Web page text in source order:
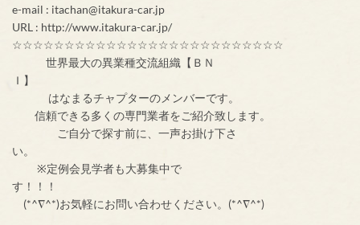
e-mail : itachan@itakura-car.jp
URL : http://www.itakura-car.jp/
☆☆☆☆☆☆☆☆☆☆☆☆☆☆☆☆☆☆☆☆☆☆☆☆☆☆
世界最大の異業種交流組織【ＢＮ
Ｉ】
はなまるチャプターのメンバーです。
信頼できる多くの専門業者をご紹介致します。
ご自分で探す前に、一声お掛け下さ
い。
※定例会見学者も大募集中で
す！！！
(*^∇^*)お気軽にお問い合わせください。(*^∇^*)